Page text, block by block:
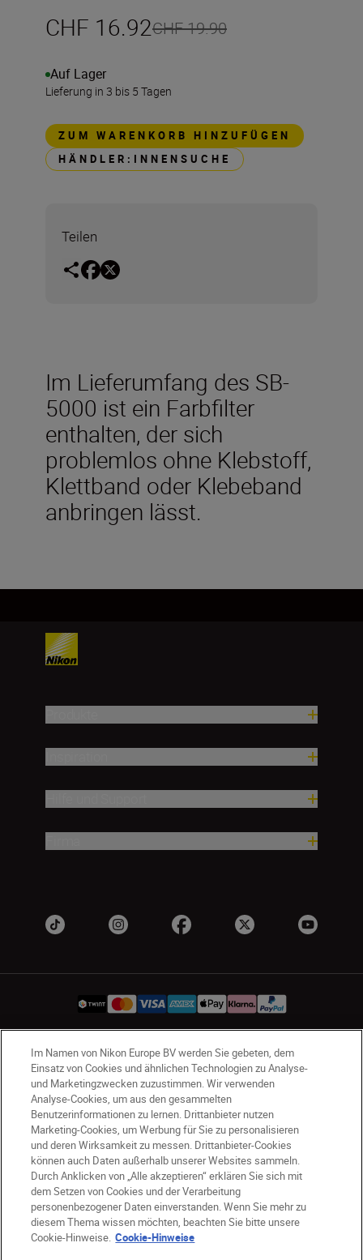
CHF 16.92CHF 19.90
Auf Lager
Lieferung in 3 bis 5 Tagen
ZUM WARENKORB HINZUFÜGEN
HÄNDLER:INNENSUCHE
Teilen
Im Lieferumfang des SB-
5000 ist ein Farbfilter
enthalten, der sich
problemlos ohne Klebstoff,
Klettband oder Klebeband
anbringen lässt.
CH Nikon Sites
Kontaktieren Sie uns
Datenschutzhinweis
Nutzungsbedingungen
Geschäftsbedingungen des Nikon Stores
Cookie-Hinweise
Barrierefreiheit
Cookie-Einstellungen
© 2026 Nikon
Im Namen von Nikon Europe BV werden Sie gebeten, dem
Einsatz von Cookies und ähnlichen Technologien zu Analyse-
und Marketingzwecken zuzustimmen. Wir verwenden
Analyse-Cookies, um aus den gesammelten
Benutzerinformationen zu lernen. Drittanbieter nutzen
Marketing-Cookies, um Werbung für Sie zu personalisieren
und deren Wirksamkeit zu messen. Drittanbieter-Cookies
können auch Daten außerhalb unserer Websites sammeln.
Durch Anklicken von „Alle akzeptieren“ erklären Sie sich mit
dem Setzen von Cookies und der Verarbeitung
personenbezogener Daten einverstanden. Wenn Sie mehr zu
diesem Thema wissen möchten, beachten Sie bitte unsere
Cookie-Hinweise. Cookie-Hinweise